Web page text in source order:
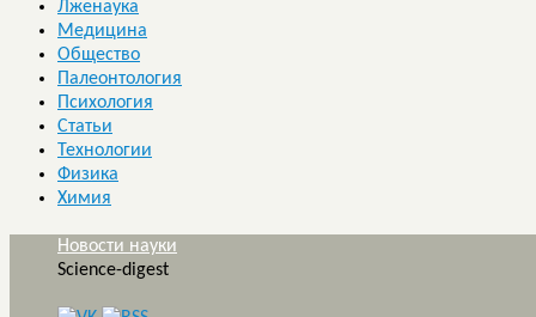
Лженаука
Медицина
Общество
Палеонтология
Психология
Статьи
Технологии
Физика
Химия
Новости науки
Science-digest